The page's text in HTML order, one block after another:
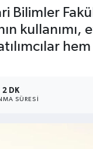
Bilimler
2 DK
SÜRESI